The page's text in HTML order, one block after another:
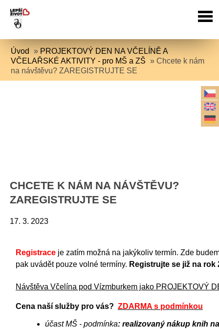
Úvod » PROJEKTOVÝ DEN NA VČELÍNĚ A
VČELAŘSKÉ AKTIVITY - pro MŠ a ZŠ »Chcete k nám
na návštěvu? ZAREGISTRUJTE SE
CHCETE K NÁM NA NÁVŠTĚVU?
ZAREGISTRUJTE SE
17. 3. 2023
Registrace je zatím možná na jakýkoliv termín. Zde
pak uvádět pouze volné termíny. Registrujte se již na rok
Návštěva Včelína pod Vízmburkem jako PROJEKTOVÝ
Cena naší služby pro vás? ZDARMA s podmínkou
účast MŠ - podmínka: realizovaný nákup knih